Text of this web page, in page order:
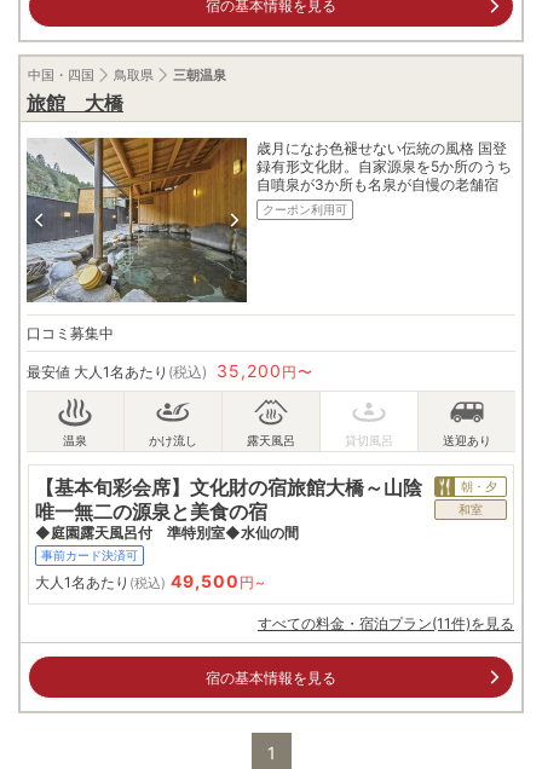
宿の基本情報を見る
中国・四国 鳥取県 三朝温泉
旅館 大橋
歳月になお色褪せない伝統の風格 国登
録有形文化財。自家源泉を5か所のうち
自噴泉が3か所も名泉が自慢の老舗宿
クーポン利用可
口コミ募集中
最安値 大人1名あたり (税込) 35,200 円〜
【基本旬彩会席】文化財の宿旅館大橋～山陰
唯一無二の源泉と美食の宿
◆庭園露天風呂付 準特別室◆水仙の間
事前カード決済可
朝・夕
和室
大人1名あたり (税込) 49,500 円~
すべての料金・宿泊プラン(11件)を見る
宿の基本情報を見る
1